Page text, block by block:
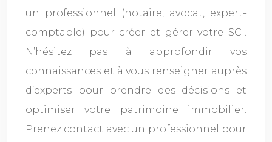
un professionnel (notaire, avocat, expert-
comptable) pour créer et gérer votre SCI.
N’hésitez pas à approfondir vos
connaissances et à vous renseigner auprès
d’experts pour prendre des décisions et
optimiser votre patrimoine immobilier.
Prenez contact avec un professionnel pour